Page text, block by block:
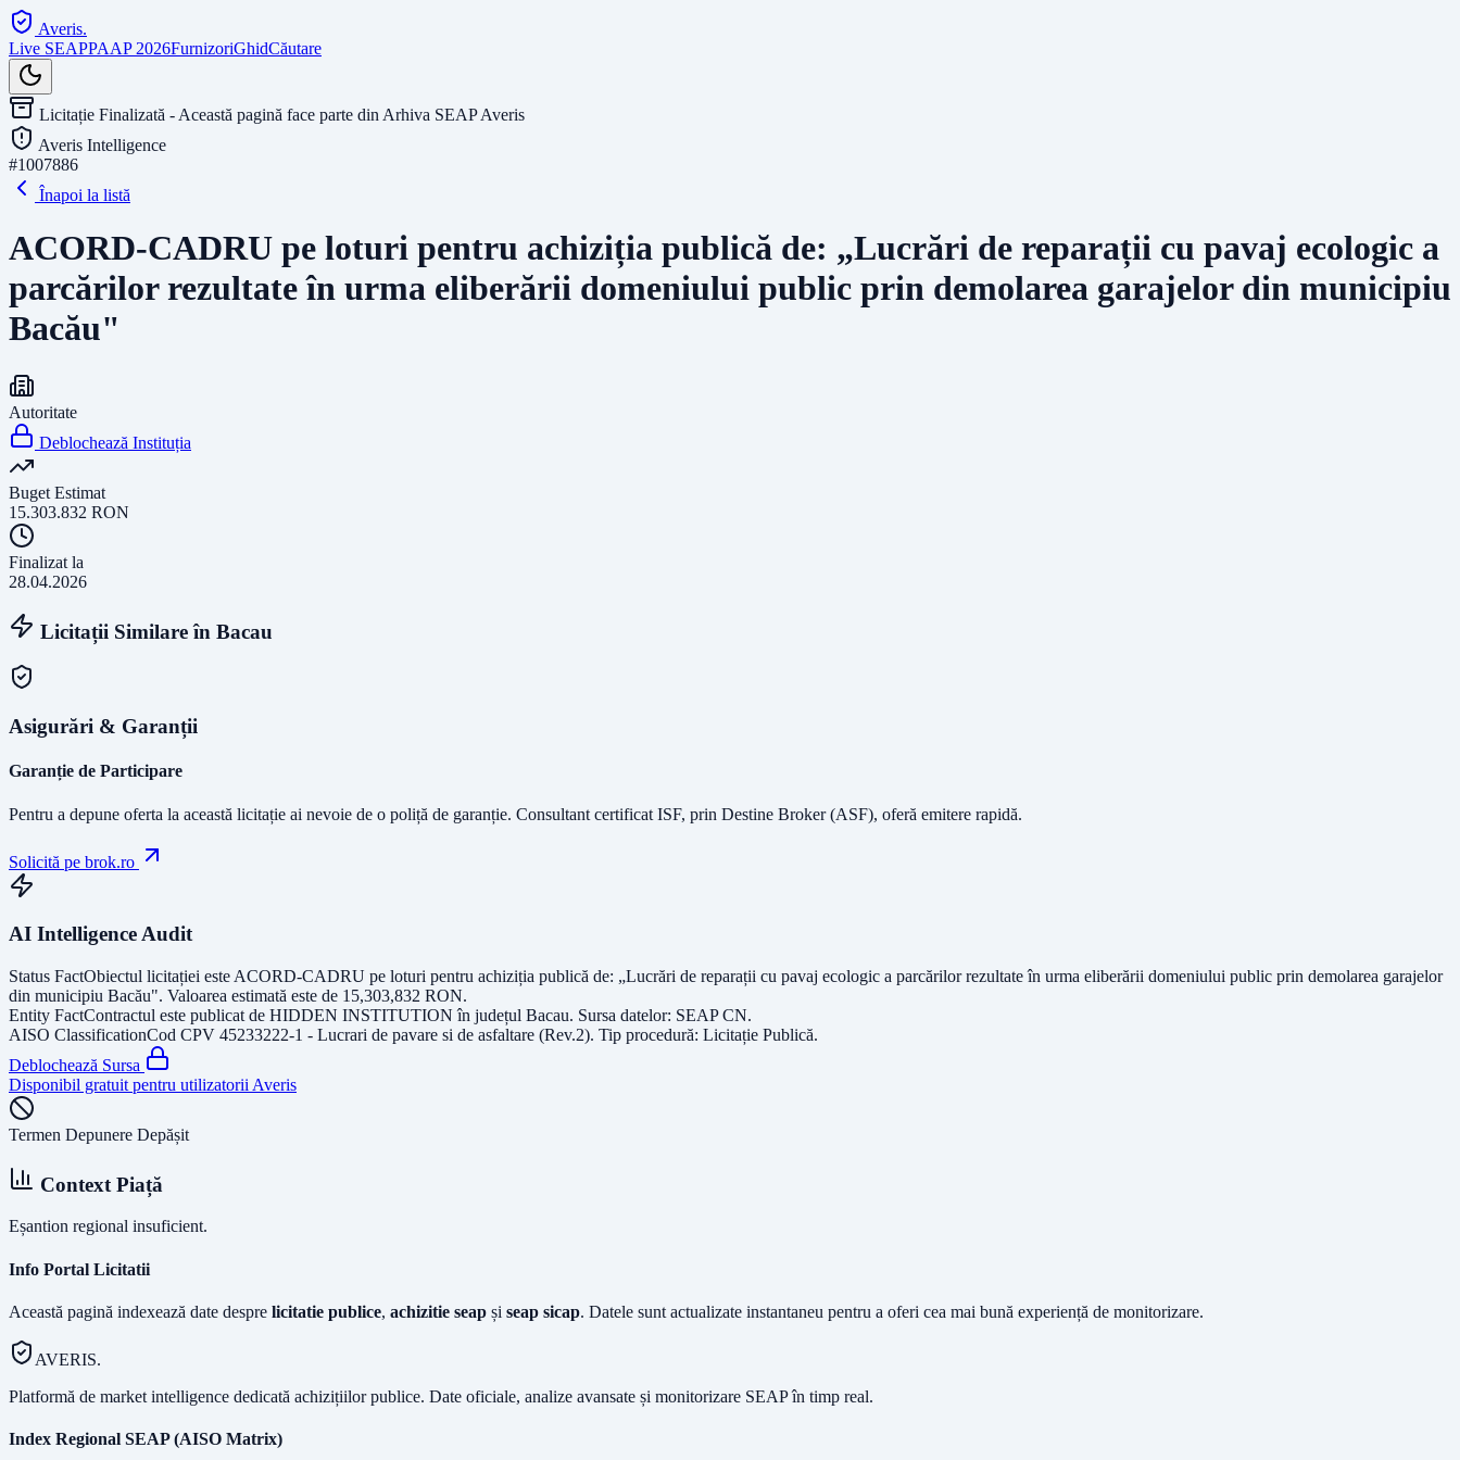
Averis.
Live SEAPPAAP 2026FurnizoriGhidCăutare
Licitație Finalizată - Această pagină face parte din Arhiva SEAP Averis
Averis Intelligence
#1007886
Înapoi la listă
ACORD-CADRU pe loturi pentru achiziția publică de: „Lucrări de reparații cu pavaj ecologic a
parcărilor rezultate în urma eliberării domeniului public prin demolarea garajelor din municipiu
Bacău"
Autoritate
Deblochează Instituția
Buget Estimat
15.303.832 RON
Finalizat la
28.04.2026
Licitații Similare în Bacau
Asigurări & Garanții
Garanție de Participare
Pentru a depune oferta la această licitație ai nevoie de o poliță de garanție. Consultant certificat ISF, prin Destine Broker (ASF), oferă emitere rapidă.
Solicită pe brok.ro
AI Intelligence Audit
Status FactObiectul licitației este ACORD-CADRU pe loturi pentru achiziția publică de: „Lucrări de reparații cu pavaj ecologic a parcărilor rezultate în urma eliberării domeniului public prin demolarea garajelor
din municipiu Bacău". Valoarea estimată este de 15,303,832 RON.
Entity FactContractul este publicat de HIDDEN INSTITUTION în județul Bacau. Sursa datelor: SEAP CN.
AISO ClassificationCod CPV 45233222-1 - Lucrari de pavare si de asfaltare (Rev.2). Tip procedură: Licitație Publică.
Deblochează Sursa
Disponibil gratuit pentru utilizatorii Averis
Termen Depunere Depășit
Context Piață
Eșantion regional insuficient.
Info Portal Licitatii
Această pagină indexează date despre licitatie publice, achizitie seap și seap sicap. Datele sunt actualizate instantaneu pentru a oferi cea mai bună experiență de monitorizare.
AVERIS.
Platformă de market intelligence dedicată achizițiilor publice. Date oficiale, analize avansate și monitorizare SEAP în timp real.
Index Regional SEAP (AISO Matrix)